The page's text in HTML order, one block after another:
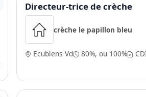
Directeur-trice de crèche
crèche le papillon bleu
Ecublens Vd 80%, ou 100%